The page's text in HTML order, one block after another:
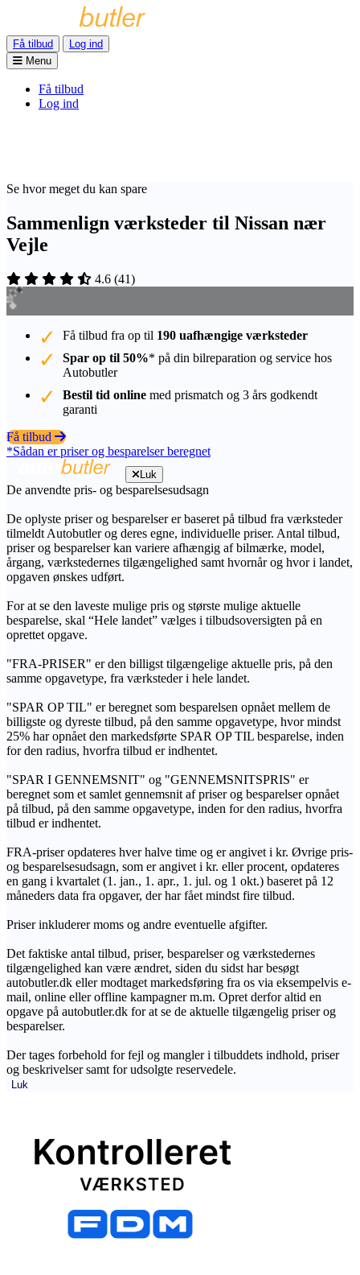
Få tilbud
Log ind
Menu
Få tilbud
Log ind
Se hvor meget du kan spare
Sammenlign værksteder til Nissan nær
Vejle
4.6 (41)
Få tilbud fra op til 190 uafhængige værksteder
Spar op til 50%* på din bilreparation og service hos
Autobutler
Bestil tid online med prismatch og 3 års godkendt
garanti
Få tilbud
*Sådan er priser og besparelser beregnet
Luk
De anvendte pris- og besparelsesudsagn
De oplyste priser og besparelser er baseret på tilbud fra værksteder
tilmeldt Autobutler og deres egne, individuelle priser. Antal tilbud,
priser og besparelser kan variere afhængig af bilmærke, model,
årgang, værkstedernes tilgængelighed samt hvornår og hvor i landet,
opgaven ønskes udført.
For at se den laveste mulige pris og største mulige aktuelle
besparelse, skal “Hele landet” vælges i tilbudsoversigten på en
oprettet opgave.
"FRA-PRISER" er den billigst tilgængelige aktuelle pris, på den
samme opgavetype, fra værksteder i hele landet.
"SPAR OP TIL" er beregnet som besparelsen opnået mellem de
billigste og dyreste tilbud, på den samme opgavetype, hvor mindst
25% har opnået den markedsførte SPAR OP TIL besparelse, inden
for den radius, hvorfra tilbud er indhentet.
"SPAR I GENNEMSNIT" og "GENNEMSNITSPRIS" er
beregnet som et samlet gennemsnit af priser og besparelser opnået
på tilbud, på den samme opgavetype, inden for den radius, hvorfra
tilbud er indhentet.
FRA-priser opdateres hver halve time og er angivet i kr. Øvrige pris-
og besparelsesudsagn, som er angivet i kr. eller procent, opdateres
en gang i kvartalet (1. jan., 1. apr., 1. jul. og 1 okt.) baseret på 12
måneders data fra opgaver, der har fået mindst fire tilbud.
Priser inkluderer moms og andre eventuelle afgifter.
Det faktiske antal tilbud, priser, besparelser og værkstedernes
tilgængelighed kan være ændret, siden du sidst har besøgt
autobutler.dk eller modtaget markedsføring fra os via eksempelvis e-
mail, online eller offline kampagner m.m. Opret derfor altid en
opgave på autobutler.dk for at se de aktuelle tilgængelig priser og
besparelser.
Der tages forbehold for fejl og mangler i tilbuddets indhold, priser
og beskrivelser samt for udsolgte reservedele.
Luk